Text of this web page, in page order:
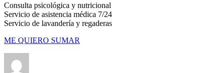
Consulta psicológica y nutricional
Servicio de asistencia médica 7/24
Servicio de lavandería y regaderas
ME QUIERO SUMAR